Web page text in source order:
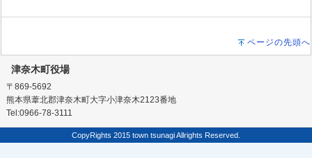
ページの先頭へ
津奈木町役場
〒869-5692
熊本県葦北郡津奈木町大字小津奈木2123番地
Tel:0966-78-3111
CopyRights 2015 town tsunagi Allrights Reserved.